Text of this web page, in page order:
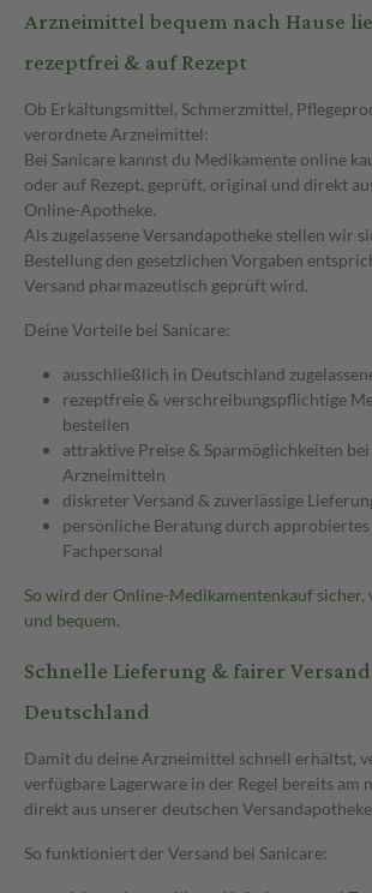
Arzneimittel bequem nach Hause
rezeptfrei & auf Rezept
Ob Erkältungsmittel, Schmerzmittel,
verordnete Arzneimittel:
Bei Sanicare kannst du Medikamente online
oder auf Rezept, geprüft, original und direkt
Online-Apotheke.
Als zugelassene Versandapotheke stellen wir
Bestellung den gesetzlichen Vorgaben
Versand pharmazeutisch geprüft wird.
Deine Vorteile bei Sanicare:
ausschließlich in Deutschland
rezeptfreie & verschreibungspflichtige
bestellen
attraktive Preise & Sparmöglichkeiten
Arzneimitteln
diskreter Versand & zuverlässige
persönliche Beratung durch
Fachpersonal
So wird der Online-Medikamentenkauf
und bequem.
Schnelle Lieferung & fairer
Deutschland
Damit du deine Arzneimittel schnell erhältst,
verfügbare Lagerware in der Regel bereits am
direkt aus unserer deutschen
So funktioniert der Versand bei Sanicare: